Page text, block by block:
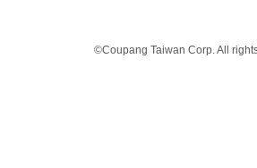
©Coupang Taiwan Corp. All